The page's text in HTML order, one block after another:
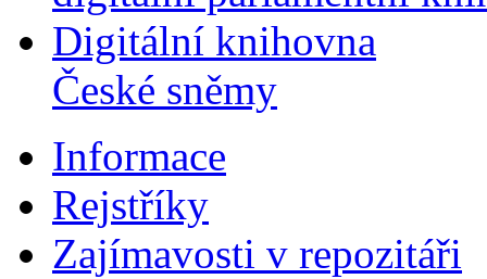
Digitální knihovna
České sněmy
Informace
Rejstříky
Zajímavosti v repozitáři